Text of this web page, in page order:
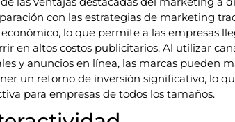
con las estrategias de marketing
lo que permite a las empresas
en altos costos publicitarios. Al utilizar
y anuncios en línea, las marcas pueden
un retorno de inversión significativo, lo
para empresas de todos los tamaños.